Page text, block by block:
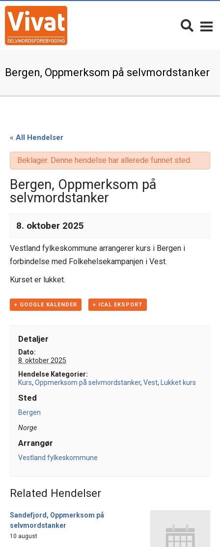
Bergen, Oppmerksom på selvmordstanker
« All Hendelser
Beklager. Denne hendelse har allerede funnet sted.
Bergen, Oppmerksom på
selvmordstanker
8. oktober 2025
Vestland fylkeskommune arrangerer kurs i Bergen i
forbindelse med Folkehelsekampanjen i Vest.
Kurset er lukket.
+ GOOGLE KALENDER + ICAL EKSPORT
Detaljer
Dato:
8. oktober 2025
Hendelse Kategorier:
Kurs,Oppmerksom på selvmordstanker,Vest, Lukket kurs
Sted
Bergen
Norge
Arrangør
Vestland fylkeskommune
Related Hendelser
Sandefjord, Oppmerksom på
selvmordstanker
10 august